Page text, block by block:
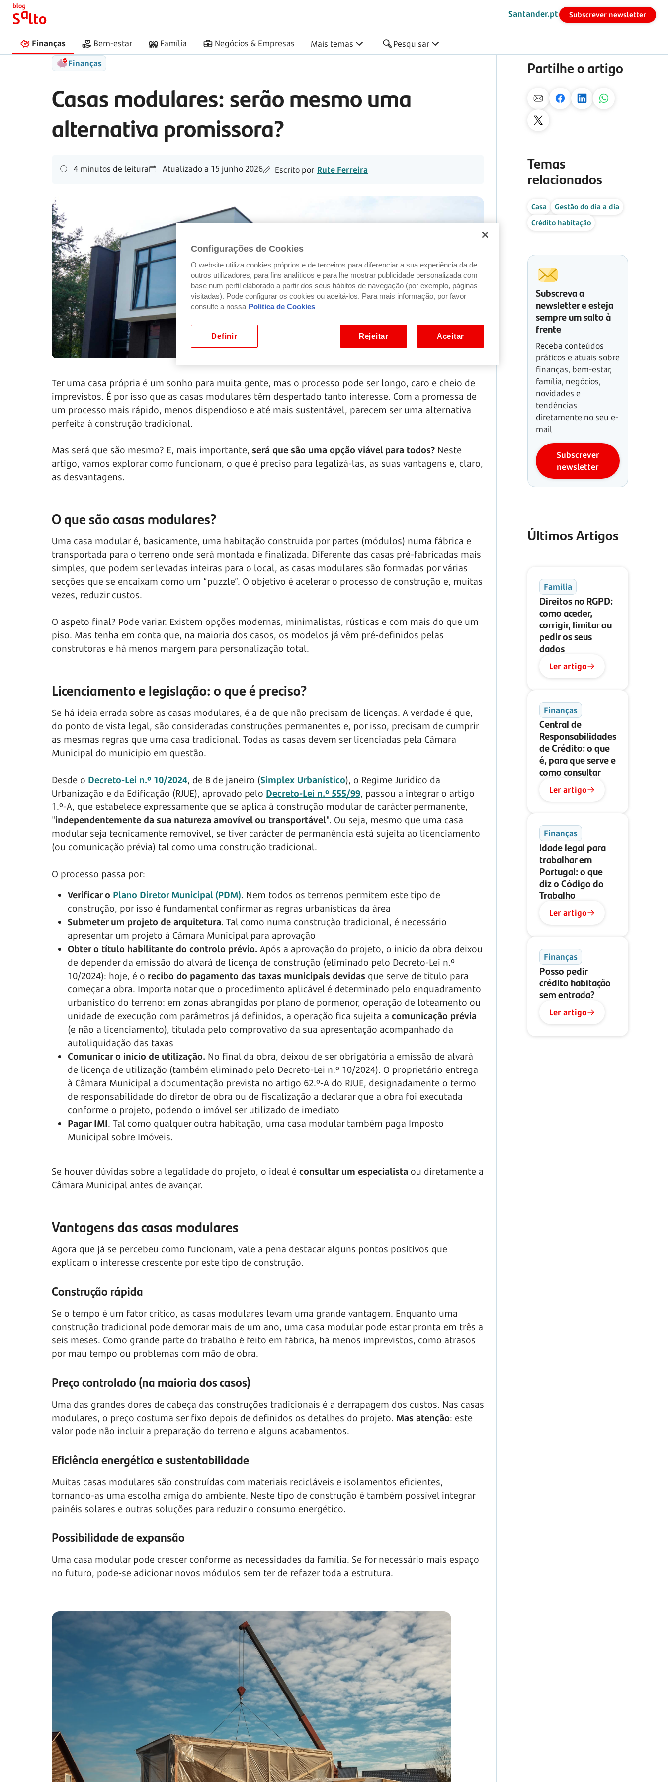
Santander.pt Subscrever newsletter
Finanças Bem-estar Família Negócios & Empresas Mais temas Pesquisar
Início
Finanças
Casas modulares: serão mesmo uma
alternativa promissora?
4 minutos de leitura Atualizado a 15 junho 2026 Escrito por Rute Ferreira
Ter uma casa própria é um sonho para muita gente, mas o processo pode ser longo, caro e cheio de
imprevistos. É por isso que as casas modulares têm despertado tanto interesse. Com a promessa de
um processo mais rápido, menos dispendioso e até mais sustentável, parecem ser uma alternativa
perfeita à construção tradicional.
Mas será que são mesmo? E, mais importante, será que são uma opção viável para todos? Neste
artigo, vamos explorar como funcionam, o que é preciso para legalizá-las, as suas vantagens e, claro,
as desvantagens.
O que são casas modulares?
Uma casa modular é, basicamente, uma habitação construída por partes (módulos) numa fábrica e
transportada para o terreno onde será montada e finalizada. Diferente das casas pré-fabricadas mais
simples, que podem ser levadas inteiras para o local, as casas modulares são formadas por várias
secções que se encaixam como um “puzzle”. O objetivo é acelerar o processo de construção e, muitas
vezes, reduzir custos.
O aspeto final? Pode variar. Existem opções modernas, minimalistas, rústicas e com mais do que um
piso. Mas tenha em conta que, na maioria dos casos, os modelos já vêm pré-definidos pelas
construtoras e há menos margem para personalização total.
Licenciamento e legislação: o que é preciso?
Se há ideia errada sobre as casas modulares, é a de que não precisam de licenças. A verdade é que,
do ponto de vista legal, são consideradas construções permanentes e, por isso, precisam de cumprir
as mesmas regras que uma casa tradicional. Todas as casas devem ser licenciadas pela Câmara
Municipal do município em questão.
Desde o Decreto-Lei n.º 10/2024, de 8 de janeiro (Simplex Urbanístico), o Regime Jurídico da
Urbanização e da Edificação (RJUE), aprovado pelo Decreto-Lei n.º 555/99, passou a integrar o artigo
1.º-A, que estabelece expressamente que se aplica à construção modular de carácter permanente,
"independentemente da sua natureza amovível ou transportável". Ou seja, mesmo que uma casa
modular seja tecnicamente removível, se tiver carácter de permanência está sujeita ao licenciamento
(ou comunicação prévia) tal como uma construção tradicional.
O processo passa por:
Verificar o Plano Diretor Municipal (PDM). Nem todos os terrenos permitem este tipo de
construção, por isso é fundamental confirmar as regras urbanísticas da área
Submeter um projeto de arquitetura. Tal como numa construção tradicional, é necessário
apresentar um projeto à Câmara Municipal para aprovação
Obter o título habilitante do controlo prévio. Após a aprovação do projeto, o início da obra deixou
de depender da emissão do alvará de licença de construção (eliminado pelo Decreto-Lei n.º
10/2024): hoje, é o recibo do pagamento das taxas municipais devidas que serve de título para
começar a obra. Importa notar que o procedimento aplicável é determinado pelo enquadramento
urbanístico do terreno: em zonas abrangidas por plano de pormenor, operação de loteamento ou
unidade de execução com parâmetros já definidos, a operação fica sujeita a comunicação prévia
(e não a licenciamento), titulada pelo comprovativo da sua apresentação acompanhado da
autoliquidação das taxas
Comunicar o início de utilização. No final da obra, deixou de ser obrigatória a emissão de alvará
de licença de utilização (também eliminado pelo Decreto-Lei n.º 10/2024). O proprietário entrega
à Câmara Municipal a documentação prevista no artigo 62.º-A do RJUE, designadamente o termo
de responsabilidade do diretor de obra ou de fiscalização a declarar que a obra foi executada
conforme o projeto, podendo o imóvel ser utilizado de imediato
Pagar IMI. Tal como qualquer outra habitação, uma casa modular também paga Imposto
Municipal sobre Imóveis.
Se houver dúvidas sobre a legalidade do projeto, o ideal é consultar um especialista ou diretamente a
Câmara Municipal antes de avançar.
Vantagens das casas modulares
Agora que já se percebeu como funcionam, vale a pena destacar alguns pontos positivos que
explicam o interesse crescente por este tipo de construção.
Construção rápida
Se o tempo é um fator crítico, as casas modulares levam uma grande vantagem. Enquanto uma
construção tradicional pode demorar mais de um ano, uma casa modular pode estar pronta em três a
seis meses. Como grande parte do trabalho é feito em fábrica, há menos imprevistos, como atrasos
por mau tempo ou problemas com mão de obra.
Preço controlado (na maioria dos casos)
Uma das grandes dores de cabeça das construções tradicionais é a derrapagem dos custos. Nas casas
modulares, o preço costuma ser fixo depois de definidos os detalhes do projeto. Mas atenção: este
valor pode não incluir a preparação do terreno e alguns acabamentos.
Eficiência energética e sustentabilidade
Muitas casas modulares são construídas com materiais recicláveis e isolamentos eficientes,
tornando-as uma escolha amiga do ambiente. Neste tipo de construção é também possível integrar
painéis solares e outras soluções para reduzir o consumo energético.
Possibilidade de expansão
Uma casa modular pode crescer conforme as necessidades da família. Se for necessário mais espaço
no futuro, pode-se adicionar novos módulos sem ter de refazer toda a estrutura.
Partilhe o artigo
Temas
relacionados
Casa
Gestão do dia a dia
Crédito habitação
Subscreva a
newsletter e esteja
sempre um salto à
frente
Receba conteúdos
práticos e atuais sobre
finanças, bem-estar,
família, negócios,
novidades e
tendências
diretamente no seu e-
mail
Subscrever
newsletter
Últimos Artigos
Família
Direitos no RGPD:
como aceder,
corrigir, limitar ou
pedir os seus
dados
Ler artigo
Finanças
Central de
Responsabilidades
de Crédito: o que
é, para que serve e
como consultar
Ler artigo
Finanças
Idade legal para
trabalhar em
Portugal: o que
diz o Código do
Trabalho
Ler artigo
Finanças
Posso pedir
crédito habitação
sem entrada?
Ler artigo
Configurações de Cookies
O website utiliza cookies próprios e de terceiros para diferenciar a sua experiência da de
outros utilizadores, para fins analíticos e para lhe mostrar publicidade personalizada com
base num perfil elaborado a partir dos seus hábitos de navegação (por exemplo, páginas
visitadas). Pode configurar os cookies ou aceitá-los. Para mais informação, por favor
consulte a nossa Politica de Cookies
Definir Rejeitar Aceitar